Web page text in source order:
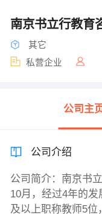
南京书立行教育
其它
私营企业
公司主
公司介绍
公司简介：南京书
10月，经过4年的
及以上职称教师5位